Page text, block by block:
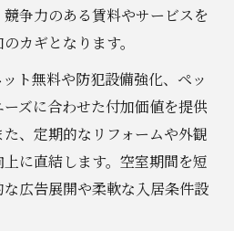
争力のある賃料やサービスを
カギとなります。
ト無料や防犯設備強化、ペッ
ズに合わせた付加価値を提供
、定期的なリフォームや外観
に直結します。空室期間を短
広告展開や柔軟な入居条件設